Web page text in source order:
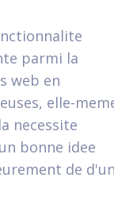
parmi la
web en
elle-
necessite
bonne idee
de